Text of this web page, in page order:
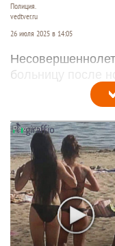
Полиция.
vedtver.ru
26 июля 2025 в 14:05
больницу после